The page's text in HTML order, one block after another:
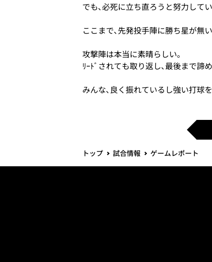
でも､必死に立ち直ろうと努力して
ここまで､先発投手陣に勝ち星が無
攻撃陣は本当に素晴らしい｡
ﾘｰﾄﾞされても取り返し､最後まで諦
みんな､良く振れているし強い打球
トップ 試合情報 ゲームレポート